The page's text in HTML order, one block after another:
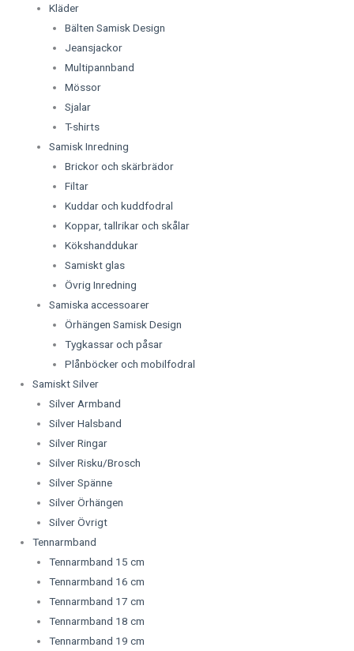
Kläder
Bälten Samisk Design
Jeansjackor
Multipannband
Mössor
Sjalar
T-shirts
Samisk Inredning
Brickor och skärbrädor
Filtar
Kuddar och kuddfodral
Koppar, tallrikar och skålar
Kökshanddukar
Samiskt glas
Övrig Inredning
Samiska accessoarer
Örhängen Samisk Design
Tygkassar och påsar
Plånböcker och mobilfodral
Samiskt Silver
Silver Armband
Silver Halsband
Silver Ringar
Silver Risku/Brosch
Silver Spänne
Silver Örhängen
Silver Övrigt
Tennarmband
Tennarmband 15 cm
Tennarmband 16 cm
Tennarmband 17 cm
Tennarmband 18 cm
Tennarmband 19 cm